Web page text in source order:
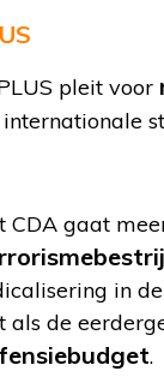
pleit voor
internationale
CDA gaat
in
als de
.